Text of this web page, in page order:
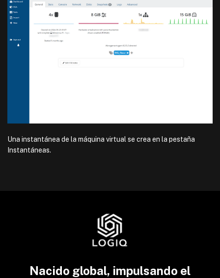
Una instantánea de la máquina virtual se crea en la pestaña
Instantáneas.
Nacido global, impulsando el